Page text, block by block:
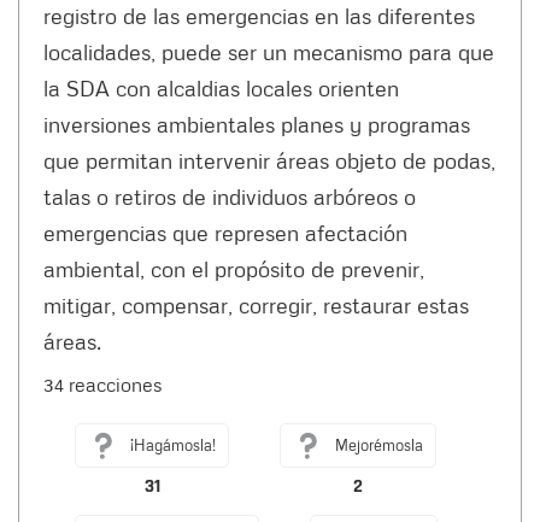
registro de las emergencias en las diferentes
localidades, puede ser un mecanismo para que
la SDA con alcaldias locales orienten
inversiones ambientales planes y programas
que permitan intervenir áreas objeto de podas,
talas o retiros de individuos arbóreos o
emergencias que represen afectación
ambiental, con el propósito de prevenir,
mitigar, compensar, corregir, restaurar estas
áreas.
34 reacciones
¡Hagámosla!
31
Mejorémosla
2